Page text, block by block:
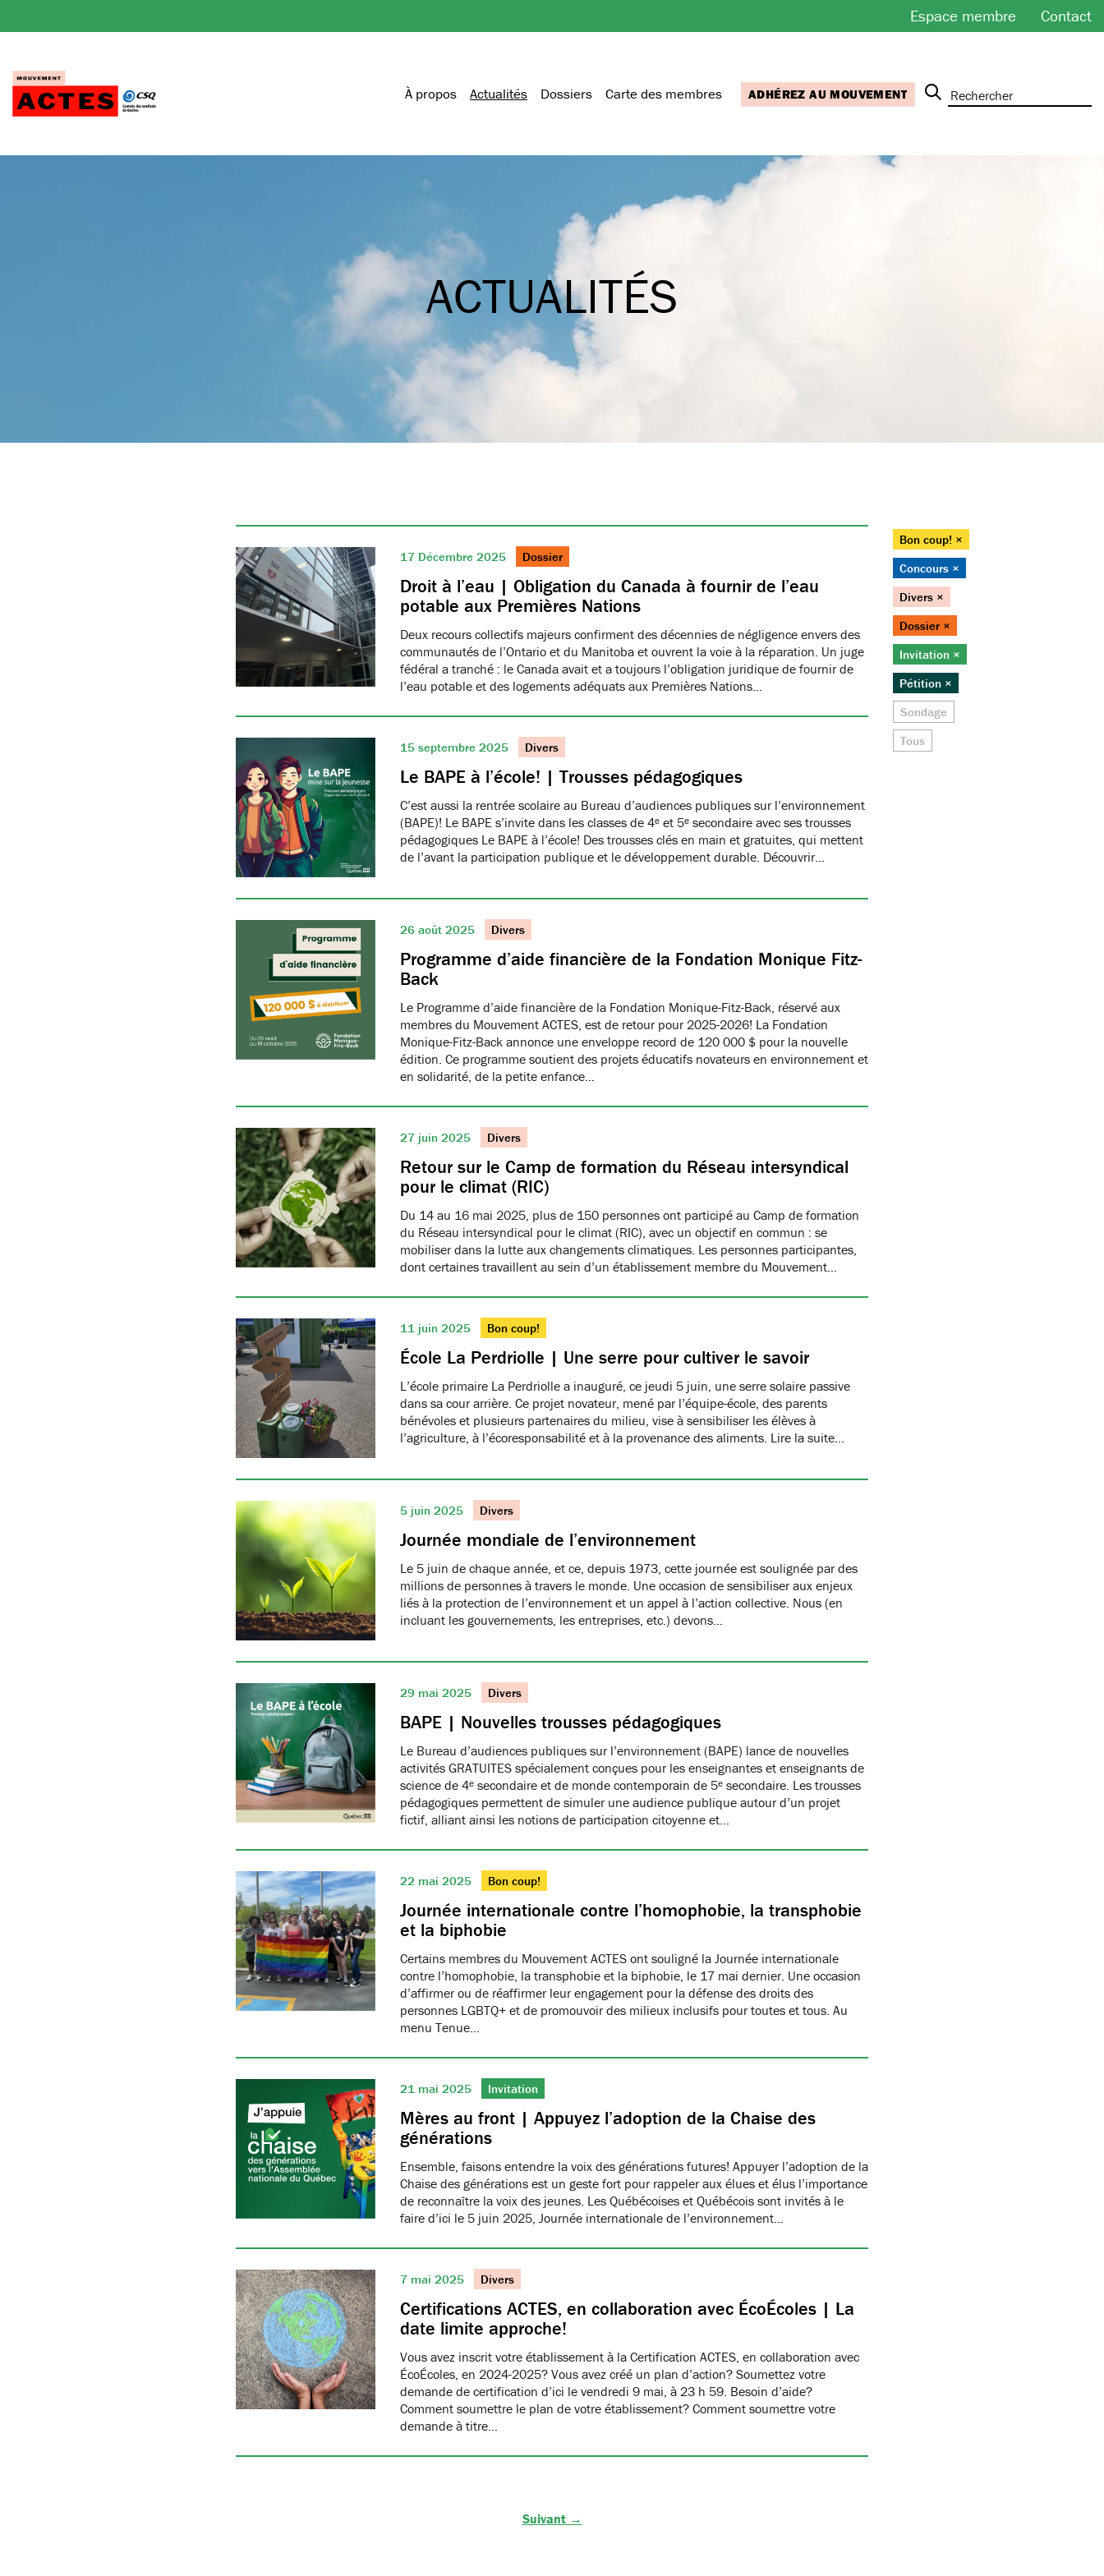
au
Espace membre Contact
À propos Actualités Dossiers Carte des membres ADHÉREZ AU MOUVEMENT
ACTUALITÉS
17 Décembre 2025 Dossier
Droit à l’eau | Obligation du Canada à fournir de l’eau
potable aux Premières Nations
Deux recours collectifs majeurs confirment des décennies de négligence envers des
communautés de l’Ontario et du Manitoba et ouvrent la voie à la réparation. Un juge
fédéral a tranché : le Canada avait et a toujours l’obligation juridique de fournir de
l’eau potable et des logements adéquats aux Premières Nations…
15 septembre 2025 Divers
Le BAPE à l’école! | Trousses pédagogiques
C’est aussi la rentrée scolaire au Bureau d’audiences publiques sur l’environnement
(BAPE)! Le BAPE s’invite dans les classes de 4ᵉ et 5ᵉ secondaire avec ses trousses
pédagogiques Le BAPE à l’école! Des trousses clés en main et gratuites, qui mettent
de l’avant la participation publique et le développement durable. Découvrir…
26 août 2025 Divers
Programme d’aide financière de la Fondation Monique Fitz-
Back
Le Programme d’aide financière de la Fondation Monique-Fitz-Back, réservé aux
membres du Mouvement ACTES, est de retour pour 2025-2026! La Fondation
Monique-Fitz-Back annonce une enveloppe record de 120 000 $ pour la nouvelle
édition. Ce programme soutient des projets éducatifs novateurs en environnement et
en solidarité, de la petite enfance…
27 juin 2025 Divers
Retour sur le Camp de formation du Réseau intersyndical
pour le climat (RIC)
Du 14 au 16 mai 2025, plus de 150 personnes ont participé au Camp de formation
du Réseau intersyndical pour le climat (RIC), avec un objectif en commun : se
mobiliser dans la lutte aux changements climatiques. Les personnes participantes,
dont certaines travaillent au sein d’un établissement membre du Mouvement…
11 juin 2025 Bon coup!
École La Perdriolle | Une serre pour cultiver le savoir
L’école primaire La Perdriolle a inauguré, ce jeudi 5 juin, une serre solaire passive
dans sa cour arrière. Ce projet novateur, mené par l’équipe-école, des parents
bénévoles et plusieurs partenaires du milieu, vise à sensibiliser les élèves à
l’agriculture, à l’écoresponsabilité et à la provenance des aliments. Lire la suite…
5 juin 2025 Divers
Journée mondiale de l’environnement
Le 5 juin de chaque année, et ce, depuis 1973, cette journée est soulignée par des
millions de personnes à travers le monde. Une occasion de sensibiliser aux enjeux
liés à la protection de l’environnement et un appel à l’action collective. Nous (en
incluant les gouvernements, les entreprises, etc.) devons…
29 mai 2025 Divers
BAPE | Nouvelles trousses pédagogiques
Le Bureau d’audiences publiques sur l’environnement (BAPE) lance de nouvelles
activités GRATUITES spécialement conçues pour les enseignantes et enseignants de
science de 4ᵉ secondaire et de monde contemporain de 5ᵉ secondaire. Les trousses
pédagogiques permettent de simuler une audience publique autour d’un projet
fictif, alliant ainsi les notions de participation citoyenne et…
22 mai 2025 Bon coup!
Journée internationale contre l’homophobie, la transphobie
et la biphobie
Certains membres du Mouvement ACTES ont souligné la Journée internationale
contre l’homophobie, la transphobie et la biphobie, le 17 mai dernier. Une occasion
d’affirmer ou de réaffirmer leur engagement pour la défense des droits des
personnes LGBTQ+ et de promouvoir des milieux inclusifs pour toutes et tous. Au
menu Tenue…
21 mai 2025 Invitation
Mères au front | Appuyez l’adoption de la Chaise des
générations
Ensemble, faisons entendre la voix des générations futures! Appuyer l’adoption de la
Chaise des générations est un geste fort pour rappeler aux élues et élus l’importance
de reconnaître la voix des jeunes. Les Québécoises et Québécois sont invités à le
faire d’ici le 5 juin 2025, Journée internationale de l’environnement…
7 mai 2025 Divers
Certifications ACTES, en collaboration avec ÉcoÉcoles | La
date limite approche!
Vous avez inscrit votre établissement à la Certification ACTES, en collaboration avec
ÉcoÉcoles, en 2024-2025? Vous avez créé un plan d’action? Soumettez votre
demande de certification d’ici le vendredi 9 mai, à 23 h 59. Besoin d’aide?
Comment soumettre le plan de votre établissement? Comment soumettre votre
demande à titre…
Bon coup! ×
Concours ×
Divers ×
Dossier ×
Invitation ×
Pétition ×
Sondage
Tous
Suivant →